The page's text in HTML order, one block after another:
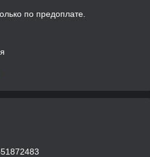
по предоплате.